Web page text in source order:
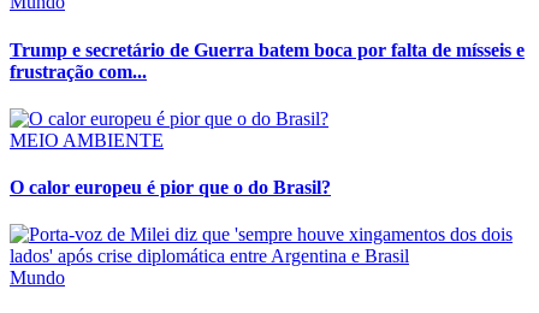
Trump e secretário de Guerra batem boca por falta de mísseis e
frustração com...
MEIO AMBIENTE
O calor europeu é pior que o do Brasil?
Mundo